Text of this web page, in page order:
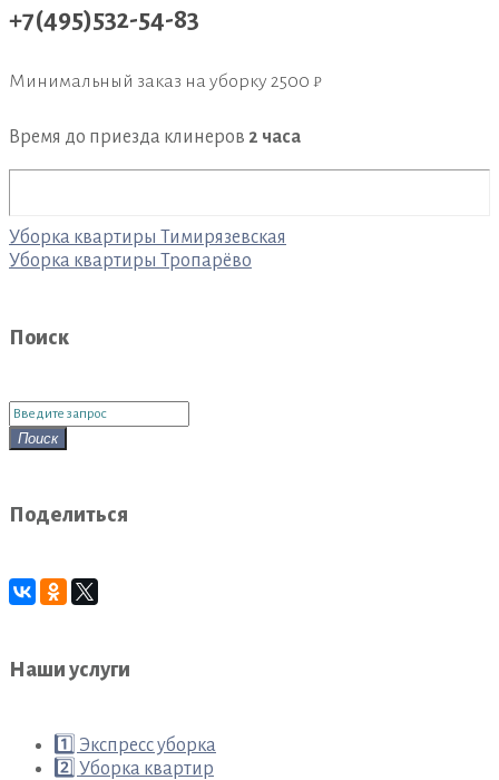
+7(495)532-54-83
Минимальный заказ на уборку 2500 ₽
Время до приезда клинеров 2 часа
Навигация
по
Уборка квартиры Тимирязевская
Уборка квартиры Тропарёво
Поиск
Поиск
для:
Поиск
Поделиться
Наши услуги
1️⃣ Экспресс уборка
2️⃣ Уборка квартир